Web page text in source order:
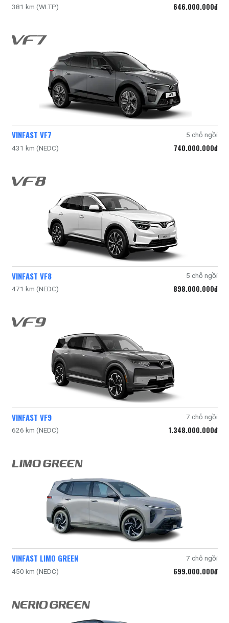
381 km (WLTP)
646.000.000đ
VINFAST VF7
5 chỗ ngồi
431 km (NEDC)
740.000.000đ
VINFAST VF8
5 chỗ ngồi
471 km (NEDC)
898.000.000đ
VINFAST VF9
7 chỗ ngồi
626 km (NEDC)
1.348.000.000đ
VINFAST LIMO GREEN
7 chỗ ngồi
450 km (NEDC)
699.000.000đ